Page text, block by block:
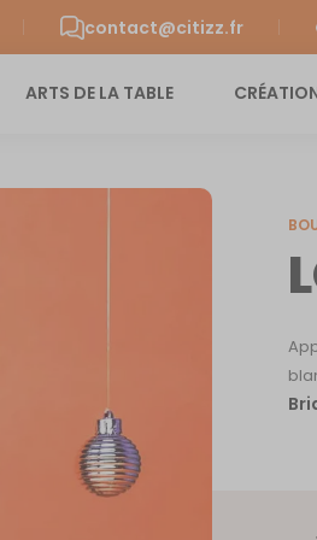
contact@citizz.fr
ARTS DE LA TABLE